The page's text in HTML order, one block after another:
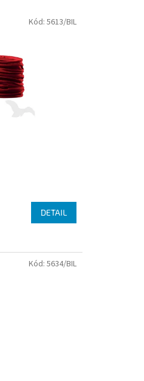
DETAIL
Kód: 5613/BIL
Kód: 5634/BIL